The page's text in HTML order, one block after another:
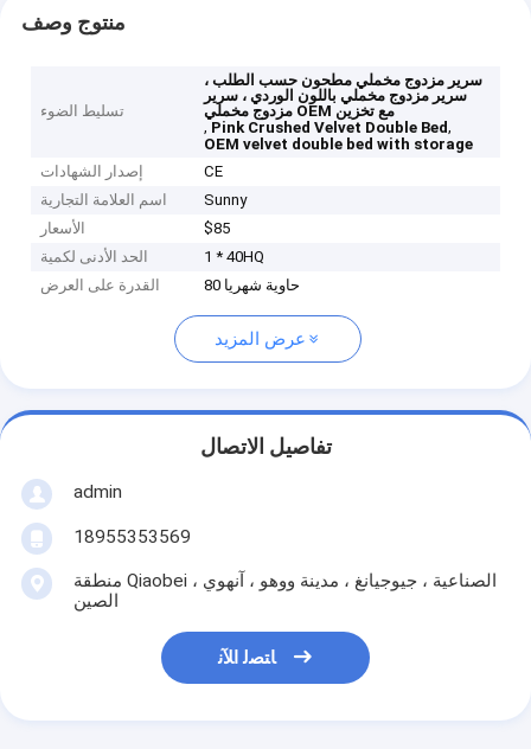
منتوج وصف
تسليط الضوء
سرير مزدوج مخملي مطحون حسب الطلب ،
سرير مزدوج مخملي باللون الوردي ، سرير
مزدوج مخملي OEM مع تخزين
, Pink Crushed Velvet Double Bed,
OEM velvet double bed with storage
إصدار الشهادات
CE
اسم العلامة التجارية
Sunny
الأسعار
$85
الحد الأدنى لكمية
1 * 40HQ
القدرة على العرض
80 حاوية شهريا
عرض المزيد
تفاصيل الاتصال
admin
18955353569
منطقة Qiaobei الصناعية ، جيوجيانغ ، مدينة ووهو ، آنهوي ،
الصين
ﺎﺘﺼﻟ ﺍﻶﻧ